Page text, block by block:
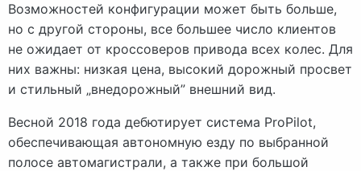
Возможностей конфигурации может быть больше,
но с другой стороны, все большее число клиентов
не ожидает от кроссоверов привода всех колес. Для
них важны: низкая цена, высокий дорожный просвет
и стильный „внедорожный” внешний вид.
Весной 2018 года дебютирует система ProPilot,
обеспечивающая автономную езду по выбранной
полосе автомагистрали, а также при большой